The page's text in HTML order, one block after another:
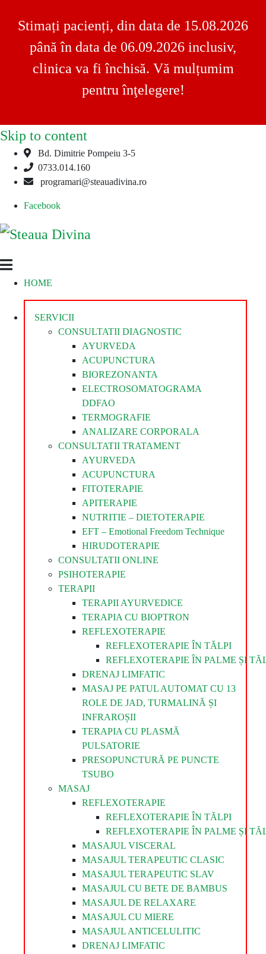
Stimați pacienți, din data de 15.08.2026
până în data de 06.09.2026 inclusiv,
clinica va fi închisă. Vă mulțumim
pentru înţelegere!
Skip to content
Bd. Dimitrie Pompeiu 3-5
0733.014.160
programari@steauadivina.ro
Facebook
Steaua
Divina
Clinica
SteauaHOME
SERVICII
CONSULTATII DIAGNOSTIC
AYURVEDA
ACUPUNCTURA
BIOREZONANTA
ELECTROSOMATOGRAMA
DDFAO
TERMOGRAFIE
ANALIZARE CORPORALA
CONSULTATII TRATAMENT
AYURVEDA
ACUPUNCTURA
FITOTERAPIE
APITERAPIE
NUTRITIE – DIETOTERAPIE
EFT – Emotional Freedom Technique
HIRUDOTERAPIE
CONSULTATII ONLINE
PSIHOTERAPIE
TERAPII
TERAPII AYURVEDICE
TERAPIA CU BIOPTRON
REFLEXOTERAPIE
REFLEXOTERAPIE ÎN TĂLPI
REFLEXOTERAPIE ÎN PALME ȘI
DRENAJ LIMFATIC
MASAJ PE PATUL AUTOMAT CU 13
ROLE DE JAD, TURMALINĂ ȘI
INFRAROȘII
TERAPIA CU PLASMĂ
PULSATORIE
PRESOPUNCTURĂ PE PUNCTE
TSUBO
MASAJ
REFLEXOTERAPIE
REFLEXOTERAPIE ÎN TĂLPI
REFLEXOTERAPIE ÎN PALME ȘI
MASAJUL VISCERAL
MASAJUL TERAPEUTIC CLASIC
MASAJUL TERAPEUTIC SLAV
MASAJUL CU BETE DE BAMBUS
MASAJUL DE RELAXARE
MASAJUL CU MIERE
MASAJUL ANTICELULITIC
DRENAJ LIMFATIC